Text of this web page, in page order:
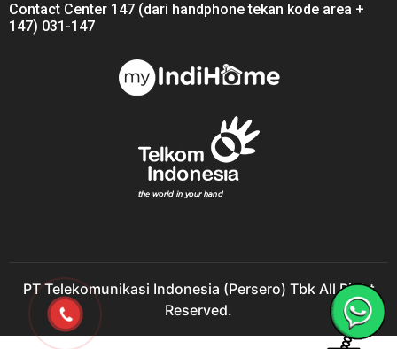
Contact Center 147 (dari handphone tekan kode area +
147) 031-147
PT Telekomunikasi Indonesia (Persero) Tbk All Right
Reserved.